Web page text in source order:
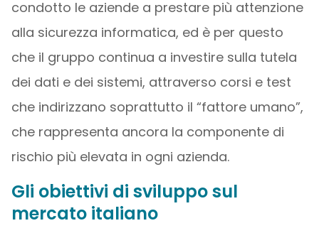
condotto le aziende a prestare più attenzione
alla sicurezza informatica, ed è per questo
che il gruppo continua a investire sulla tutela
dei dati e dei sistemi, attraverso corsi e test
che indirizzano soprattutto il “fattore umano”,
che rappresenta ancora la componente di
rischio più elevata in ogni azienda.
Gli obiettivi di sviluppo sul
mercato italiano